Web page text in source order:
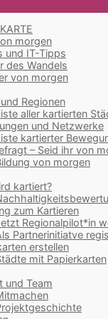
morgen
und IT-Tipps
des Wandels
von morgen
Regionen
aller kartierten
und Netzwerke
kartierter
– Seid ihr von
von morgen
kartiert?
zum Kartieren
Regionalpilot*in
Partnerinitiatve
erstellen
mit Papierkarten
und Team